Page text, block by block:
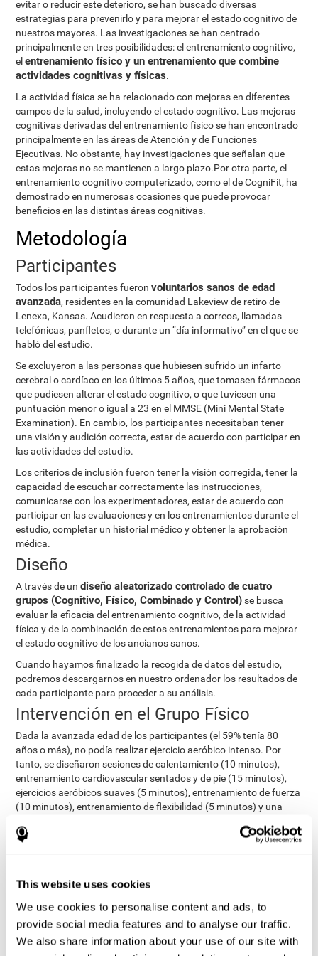
This website uses cookies
We use cookies to personalise content and ads, to
provide social media features and to analyse our traffic.
We also share information about your use of our site with
evitar o reducir este deterioro, se han buscado diversas
estrategias para prevenirlo y para mejorar el estado cognitivo de
nuestros mayores. Las investigaciones se han centrado
principalmente en tres posibilidades: el entrenamiento cognitivo,
elentrenamiento físico y un entrenamiento que combine
actividades cognitivas y físicas.
La actividad física se ha relacionado con mejoras en diferentes
campos de la salud, incluyendo el estado cognitivo. Las mejoras
cognitivas derivadas del entrenamiento físico se han encontrado
principalmente en las áreas de Atención y de Funciones
Ejecutivas. No obstante, hay investigaciones que señalan que
estas mejoras no se mantienen a largo plazo.Por otra parte, el
entrenamiento cognitivo computerizado, como el de CogniFit, ha
demostrado en numerosas ocasiones que puede provocar
beneficios en las distintas áreas cognitivas.
Metodología
Participantes
Todos los participantes fueronvoluntarios sanos de edad
avanzada, residentes en la comunidad Lakeview de retiro de
Lenexa, Kansas. Acudieron en respuesta a correos, llamadas
telefónicas, panfletos, o durante un “día informativo” en el que se
habló del estudio.
Se excluyeron a las personas que hubiesen sufrido un infarto
cerebral o cardíaco en los últimos 5 años, que tomasen fármacos
que pudiesen alterar el estado cognitivo, o que tuviesen una
puntuación menor o igual a 23 en el MMSE (Mini Mental State
Examination). En cambio, los participantes necesitaban tener
una visión y audición correcta, estar de acuerdo con participar en
las actividades del estudio.
Los criterios de inclusión fueron tener la visión corregida, tener la
capacidad de escuchar correctamente las instrucciones,
comunicarse con los experimentadores, estar de acuerdo con
participar en las evaluaciones y en los entrenamientos durante el
estudio, completar un historial médico y obtener la aprobación
médica.
Diseño
A través de undiseño aleatorizado controlado de cuatro
grupos (Cognitivo, Físico, Combinado y Control)se busca
evaluar la eficacia del entrenamiento cognitivo, de la actividad
física y de la combinación de estos entrenamientos para mejorar
el estado cognitivo de los ancianos sanos.
Cuando hayamos finalizado la recogida de datos del estudio,
podremos descargarnos en nuestro ordenador los resultados de
cada participante para proceder a su análisis.
Intervención en el Grupo Físico
Dada la avanzada edad de los participantes (el 59% tenía 80
años o más), no podía realizar ejercicio aeróbico intenso. Por
tanto, se diseñaron sesiones de calentamiento (10 minutos),
entrenamiento cardiovascular sentados y de pie (15 minutos),
ejercicios aeróbicos suaves (5 minutos), entrenamiento de fuerza
(10 minutos), entrenamiento de flexibilidad (5 minutos) y una
realizar la sesión completa de ejercicio, realizaron las actividades
Los participantes del Grupo Combinado compatibilizaron el
entrenamiento del Grupo Cognitivo (usando CogniFit) con el
entrenamiento del Grupo Físico. Como resultado, estos
participantes realizaron el doble de actividades que los de los
grupos de entrenamiento exclusivamente cognitivo o físico.